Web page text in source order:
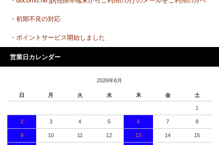
・初期不良の対応
・ポイントサービス開始しました
営業日カレンダー
2026年8月
日 月 火 水 木 金 土
1
2 3 4 5 6 7 8
9 10 11 12 13 14 15